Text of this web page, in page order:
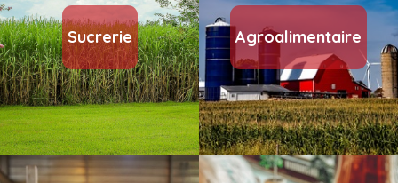
Sucrerie Agroalimentaire